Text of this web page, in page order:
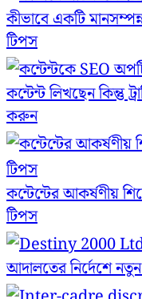
কীভাবে একটি
টিপস
কন্টেন্ট লিখছেন কিন্তু
করুন
কন্টেন্টের আকর্ষণীয়
টিপস
আদালতের নির্দেশে